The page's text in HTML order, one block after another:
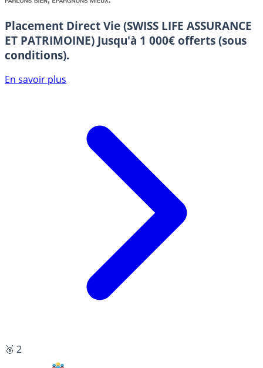
Placement Direct Vie (SWISS LIFE ASSURANCE
ET PATRIMOINE) Jusqu'à 1 000€ offerts (sous
conditions).
En savoir plus
🥈 2